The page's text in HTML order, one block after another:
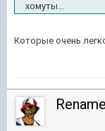
хомуты...
Которые очень